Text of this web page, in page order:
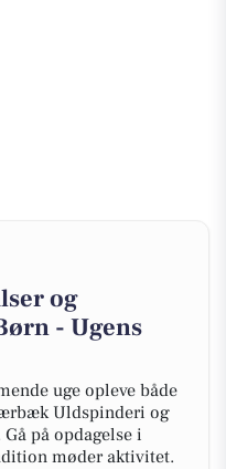
og
- Ugens
uge opleve både
Uldspinderi og
på opdagelse i
møder aktivitet.